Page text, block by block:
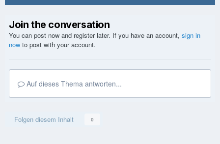
Join the conversation
You can post now and register later. If you have an account, sign in
now to post with your account.
Auf dieses Thema antworten...
Folgen diesem Inhalt 0